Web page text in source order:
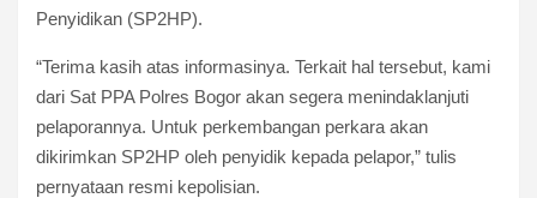
Penyidikan (SP2HP).
“Terima kasih atas informasinya. Terkait hal tersebut, kami
dari Sat PPA Polres Bogor akan segera menindaklanjuti
pelaporannya. Untuk perkembangan perkara akan
dikirimkan SP2HP oleh penyidik kepada pelapor,” tulis
pernyataan resmi kepolisian.